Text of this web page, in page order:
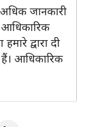
जानकारी
द्वारा दी
आधिकारिक